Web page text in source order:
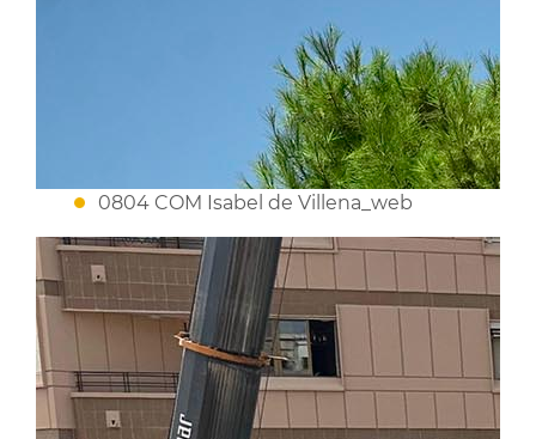
0804 COM Isabel de Villena_web